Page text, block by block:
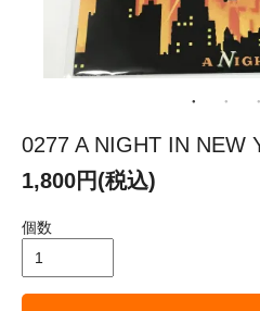
0277 A NIGHT IN NEW
1,800円(税込)
個数